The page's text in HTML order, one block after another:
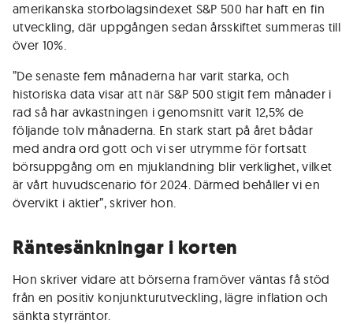
amerikanska storbolagsindexet S&P 500 har haft en fin
utveckling, där uppgången sedan årsskiftet summeras till
över 10%.
”De senaste fem månaderna har varit starka, och
historiska data visar att när S&P 500 stigit fem månader i
rad så har avkastningen i genomsnitt varit 12,5% de
följande tolv månaderna. En stark start på året bådar
med andra ord gott och vi ser utrymme för fortsatt
börsuppgång om en mjuklandning blir verklighet, vilket
är vårt huvudscenario för 2024. Därmed behåller vi en
övervikt i aktier”, skriver hon.
Räntesänkningar i korten
Hon skriver vidare att börserna framöver väntas få stöd
från en positiv konjunkturutveckling, lägre inflation och
sänkta styrräntor.